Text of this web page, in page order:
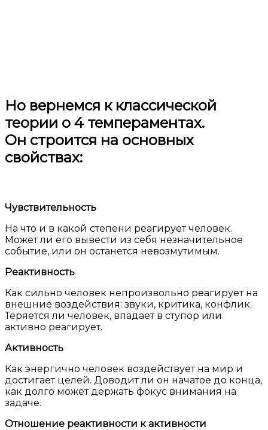
Но вернемся к классической
теории о 4 темпераментах.
Он строится на основных
свойствах:
Чувствительность
На что и в какой степени реагирует человек.
Может ли его вывести из себя незначительное
событие, или он останется невозмутимым.
Реактивность
Как сильно человек непроизвольно реагирует на
внешние воздействия: звуки, критика, конфлик.
Теряется ли человек, впадает в ступор или
активно реагирует.
Активность
Как энергично человек воздействует на мир и
достигает целей. Доводит ли он начатое до конца,
как долго может держать фокус внимания на
задаче.
Отношение реактивности к активности